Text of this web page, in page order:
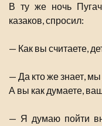
В ту же ночь
казаков, спросил:
— Как вы считаете,
— Да кто же знает,
А вы как думаете,
— Я думаю пойти